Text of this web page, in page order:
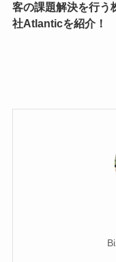
客の課題解決を行う
社Atlanticを紹介！